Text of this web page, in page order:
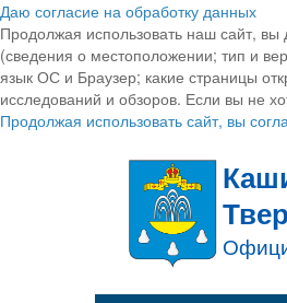
Даю согласие на обработку данных
Продолжая использовать наш сайт, вы
(сведения о местоположении; тип и
язык ОС и Браузер; какие страницы
исследований и обзоров. Если вы не
Продолжая использовать сайт, вы